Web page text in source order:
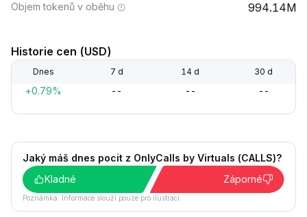
Objem tokenů v oběhu 994.14M
Historie cen (USD)
Dnes 7 d 14 d 30 d
+0.79% -- -- --
Jaký máš dnes pocit z OnlyCalls by Virtuals (CALLS)?
Kladné
Záporné
Poznámka: Informace slouží pouze pro ilustraci.